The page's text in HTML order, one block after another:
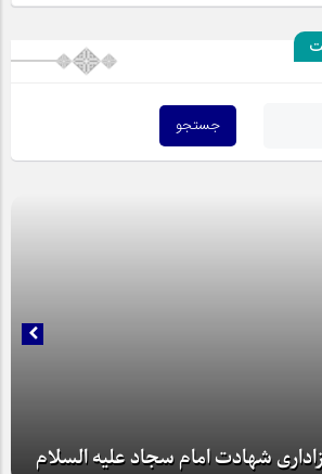
شهادت امام سجاد علیه السلام